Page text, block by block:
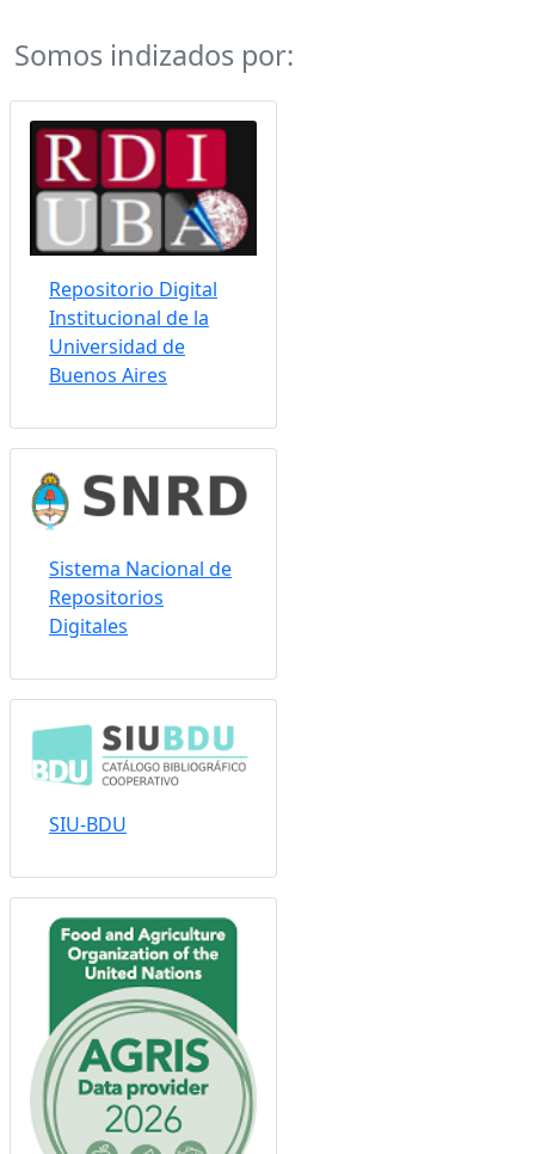
Somos indizados por:
Institucional de la
Universidad de
Sistema Nacional de
Repositorios
SIU-BDU